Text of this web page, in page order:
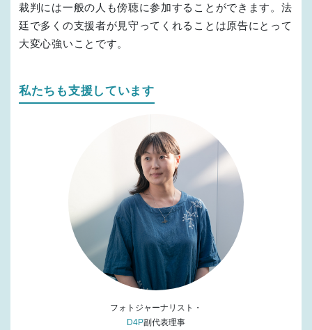
裁判には一般の人も傍聴に参加することができます。法
廷で多くの支援者が見守ってくれることは原告にとって
大変心強いことです。
私たちも支援しています
フォトジャーナリスト・
D4P副代表理事